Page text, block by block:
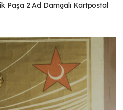
Paşa 2 Ad Damgalı Kartpostal